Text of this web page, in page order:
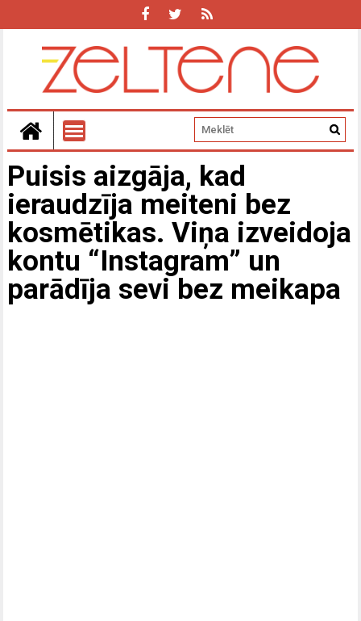
Puisis aizgāja, kad
ieraudzīja meiteni bez
kosmētikas. Viņa izveidoja
kontu “Instagram” un
parādīja sevi bez meikapa